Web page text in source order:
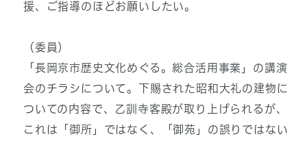
援、ご指導のほどお願いしたい。
（委員）
「長岡京市歴史文化めぐる。総合活用事業」の講演
会のチラシについて。下賜された昭和大礼の建物に
ついての内容で、乙訓寺客殿が取り上げられるが、
これは「御所」ではなく、「御苑」の誤りではない